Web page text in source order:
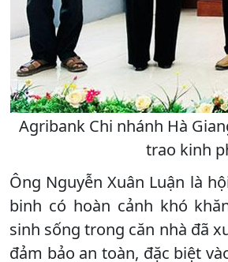
Agribank Chi nhánh Hà
trao kinh
Ông Nguyễn Xuân Luận là
binh có hoàn cảnh khó
sinh sống trong căn nhà đã
đảm bảo an toàn, đặc biệt